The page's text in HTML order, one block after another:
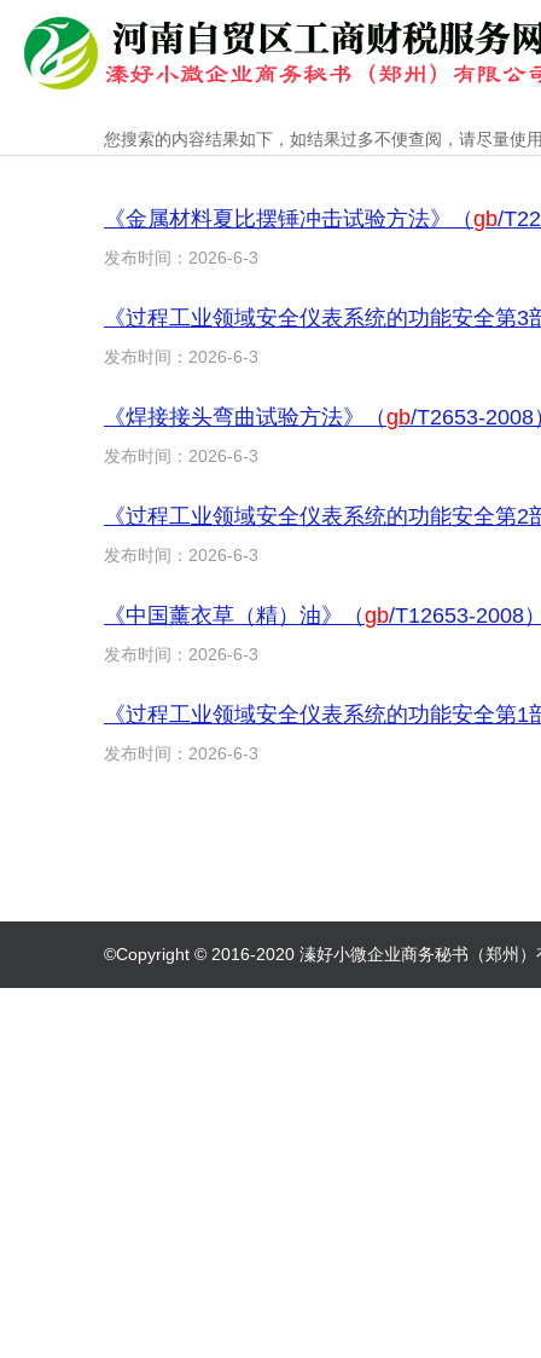
您搜索的内容结果如下，如结果过多不便查阅，请尽量使
《金属材料夏比摆锤冲击试验方法》（gb/
发布时间：2026-6-3
《过程工业领域安全仪表系统的功能安全第
发布时间：2026-6-3
《焊接接头弯曲试验方法》（gb/T2653-2008
发布时间：2026-6-3
《过程工业领域安全仪表系统的功能安全第2
发布时间：2026-6-3
《中国薰衣草（精）油》（gb/T12653-2008
发布时间：2026-6-3
《过程工业领域安全仪表系统的功能安全第
发布时间：2026-6-3
©Copyright © 2016-2020 溱好小微企业商务秘书（郑州）